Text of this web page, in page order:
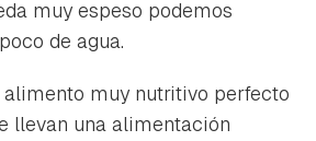
muy espeso podemos
de agua.
muy nutritivo perfecto
llevan una alimentación